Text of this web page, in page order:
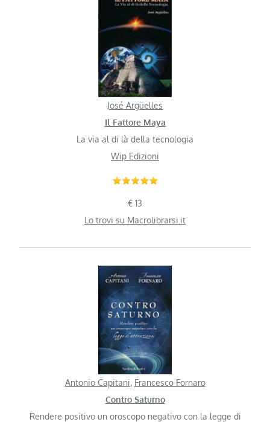
José Argüelles
Il Fattore Maya
La via al di là della tecnologia
Wip Edizioni
€ 13
Lo trovi su Macrolibrarsi.it
Antonio Capitani, Francesco Fornaro
Contro Saturno
Rendere positivo un oroscopo negativo con la legge di